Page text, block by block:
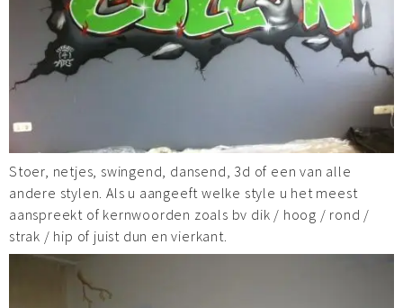
Stoer, netjes, swingend, dansend, 3d of een van alle
andere stylen. Als u aangeeft welke style u het meest
aanspreekt of kernwoorden zoals bv dik / hoog / rond /
strak / hip of juist dun en vierkant.